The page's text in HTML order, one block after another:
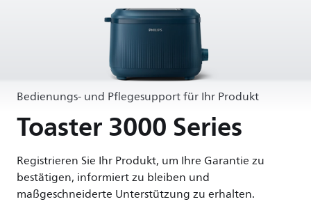
Bedienungs- und Pflegesupport für Ihr Produkt
Toaster 3000 Series
Registrieren Sie Ihr Produkt, um Ihre Garantie zu
bestätigen, informiert zu bleiben und
maßgeschneiderte Unterstützung zu erhalten.